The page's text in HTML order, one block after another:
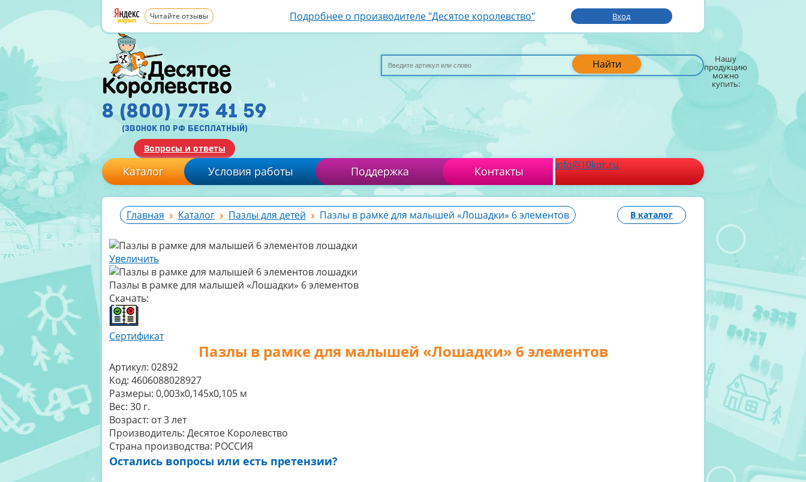
Читайте отзывы Подробнее о производителе "Десятое королевство" Вход
Найти Нашу
продукцию
можно
купить:
8 (800) 775 41 59
(звонок по рф бесплатный)
Вопросы и ответы
Каталог Условия работы Поддержка Контакты info@10kor.ru
Главная Каталог Пазлы для детей Пазлы в рамке для малышей «Лошадки» 6 элементов В каталог
Увеличить
Пазлы в рамке для малышей «Лошадки» 6 элементов
Скачать:
Сертификат
Пазлы в рамке для малышей «Лошадки» 6 элементов
Артикул: 02892
Код: 4606088028927
Размеры: 0,003x0,145x0,105 м
Вес: 30 г.
Возраст: от 3 лет
Производитель: Десятое Королевство
Страна производства: РОССИЯ
Остались вопросы или есть претензии?